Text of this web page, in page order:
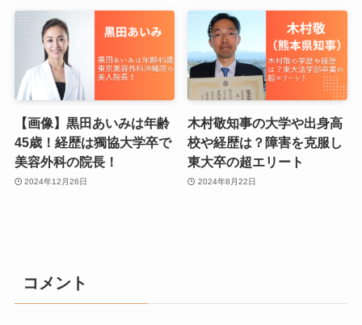
【画像】黒田あいみは年齢
45歳！経歴は獨協大学卒で
美容外科の院長！
2024年12月26日
木村敬知事の大学や出身高
校や経歴は？障害を克服し
東大卒の超エリート
2024年8月22日
コメント